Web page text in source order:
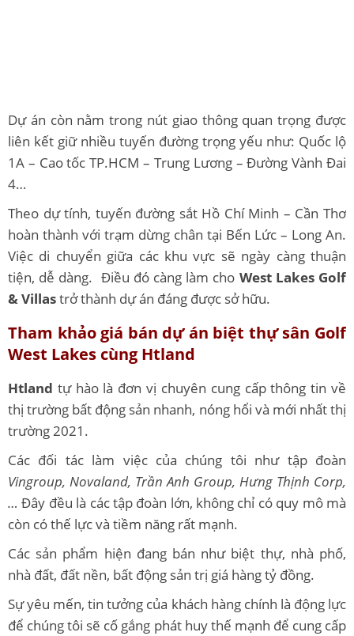
Dự án còn nằm trong nút giao thông quan trọng được
liên kết giữ nhiều tuyến đường trọng yếu như: Quốc lộ
1A – Cao tốc TP.HCM – Trung Lương – Đường Vành Đai
4…
Theo dự tính, tuyến đường sắt Hồ Chí Minh – Cần Thơ
hoàn thành với trạm dừng chân tại Bến Lức – Long An.
Việc di chuyển giữa các khu vực sẽ ngày càng thuận
tiện, dễ dàng. Điều đó càng làm cho West Lakes Golf
& Villastrở thành dự án đáng được sở hữu.
Tham khảo giá bán dự án biệt thự sân Golf
West Lakes cùng Htland
Htland tự hào là đơn vị chuyên cung cấp thông tin về
thị trường bất động sản nhanh, nóng hổi và mới nhất thị
trường 2021.
Các đối tác làm việc của chúng tôi như tập đoàn
Vingroup, Novaland, Trần Anh Group, Hưng Thịnh Corp,
…Đây đều là các tập đoàn lớn, không chỉ có quy mô mà
còn có thế lực và tiềm năng rất mạnh.
Các sản phẩm hiện đang bán như biệt thự, nhà phố,
nhà đất, đất nền, bất động sản trị giá hàng tỷ đồng.
Sự yêu mến, tin tưởng của khách hàng chính là động lực
để chúng tôi sẽ cố gắng phát huy thế mạnh để cung cấp